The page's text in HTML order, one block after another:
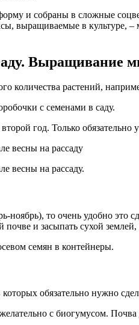
и собраны в сложные
выращиваемые в культуре,
Выращивание
растений,
с семенами в саду.
год. Только обязательно
весны на рассаду
весны на рассаду.
ноябрь), то очень удобно
и засыпать сухой землей,
семян в контейнеры.
обязательно нужно
с биогумусом.